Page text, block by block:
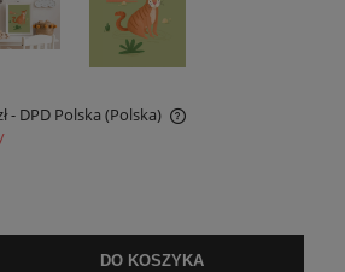
- DPD Polska (Polska)
kosztów płatności
DO KOSZYKA